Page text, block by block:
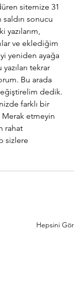
sitemize 31
sonucu
yazılarım,
ve eklediğim
yeniden ayağa
tekrar
Bu arada
dedik.
farklı bir
Merak etmeyin
rahat
sizlere
Hepsini Gör